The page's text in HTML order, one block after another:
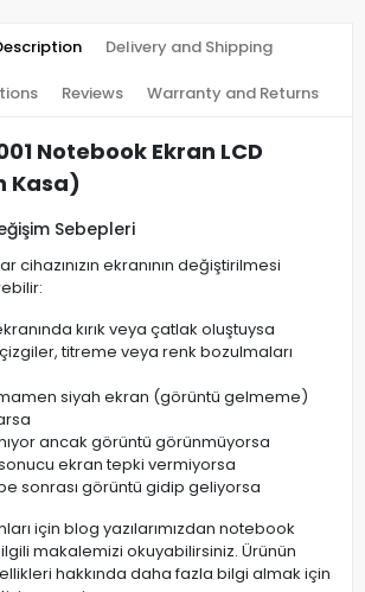
Delivery and Shipping
Reviews Warranty and Returns
Notebook Ekran LCD
Kasa)
Sebepleri
cihazınızın ekranının değiştirilmesi
kırık veya çatlak oluştuysa
titreme veya renk bozulmaları
siyah ekran (görüntü gelmeme)
ancak görüntü görünmüyorsa
sonucu ekran tepki vermiyorsa
sonrası görüntü gidip geliyorsa
için blog yazılarımızdan notebook
makalemizi okuyabilirsiniz. Ürünün
hakkında daha fazla bilgi almak için